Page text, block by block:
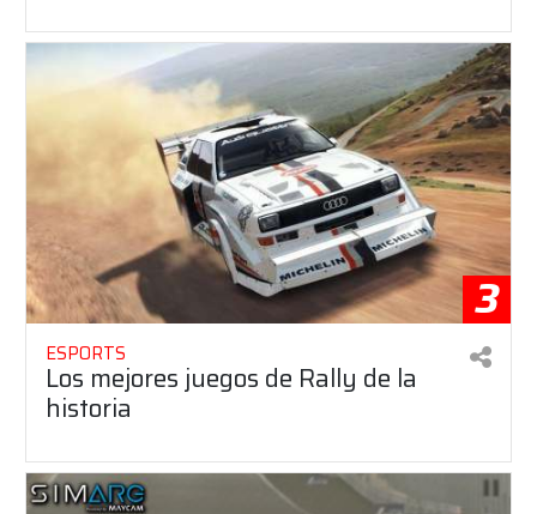
3
ESPORTS
Los mejores juegos de Rally de la
historia